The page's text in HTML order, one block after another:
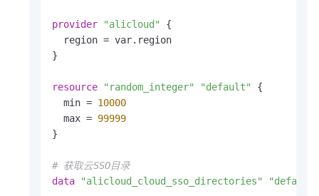
provider "alicloud"
{
  region = var.region
}
resource "random_integer" "default"
{
  min =
10000
  max =
99999
}
# 获取云SSO目录
data
"alicloud_cloud_sso_directories" "default"